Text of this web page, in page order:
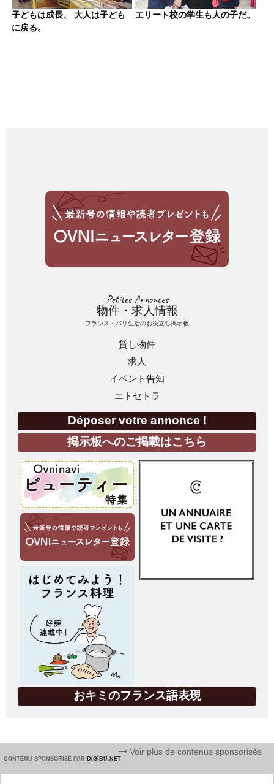
子どもは成長、 大人は子ども
に戻る。
エリート校の学生も人の子だ。
Petites Annonces
物件・求人情報
フランス・パリ生活のお役立ち掲示板
貸し物件
求人
イベント告知
エトセトラ
Déposer votre annonce !
掲示板へのご掲載はこちら
おキミのフランス語表現
CONTENU SPONSORISÉ PAR DIGIBU.NET
Voir plus de contenus sponsorisés